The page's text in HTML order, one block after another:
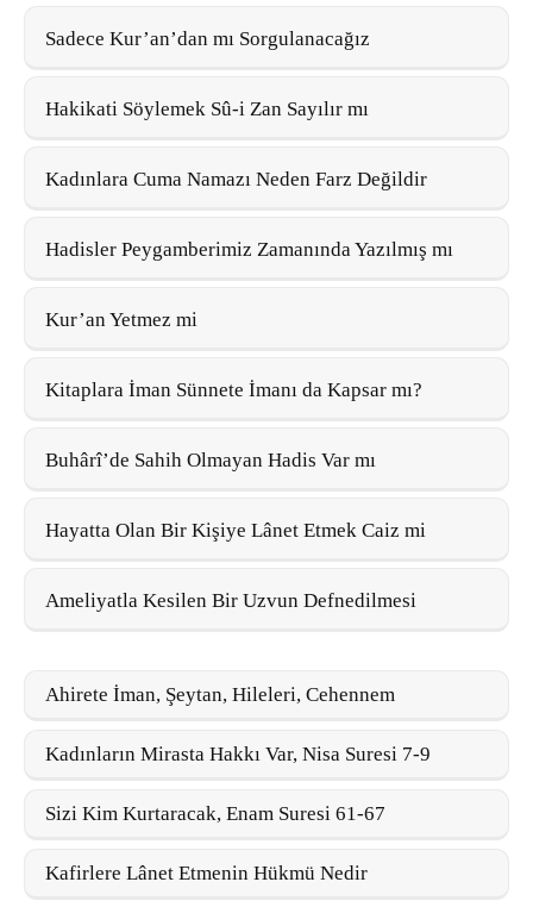
Sadece Kur’an’dan mı Sorgulanacağız
Hakikati Söylemek Sû-i Zan Sayılır mı
Kadınlara Cuma Namazı Neden Farz Değildir
Hadisler Peygamberimiz Zamanında Yazılmış mı
Kur’an Yetmez mi
Kitaplara İman Sünnete İmanı da Kapsar mı?
Buhârî’de Sahih Olmayan Hadis Var mı
Hayatta Olan Bir Kişiye Lânet Etmek Caiz mi
Ameliyatla Kesilen Bir Uzvun Defnedilmesi
Ahirete İman, Şeytan, Hileleri, Cehennem
Kadınların Mirasta Hakkı Var, Nisa Suresi 7-9
Sizi Kim Kurtaracak, Enam Suresi 61-67
Kafirlere Lânet Etmenin Hükmü Nedir